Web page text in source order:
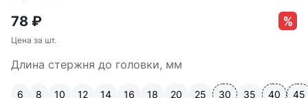
78 ₽
Цена за шт.
Длина стержня до головки, мм
6 8 10 12 14 16 18 20 25 30 35 40 45